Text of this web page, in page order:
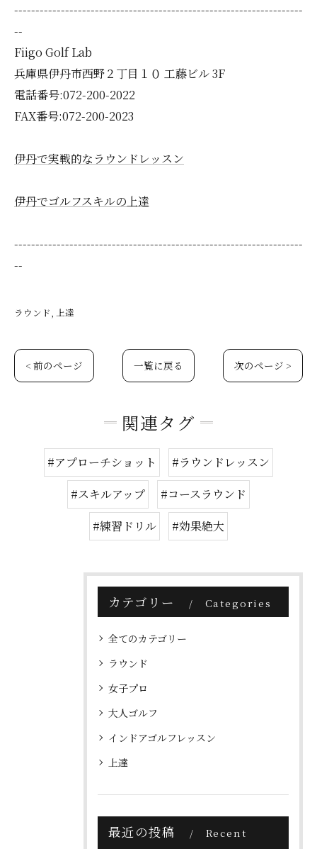
--------------------------------------------------------------------
--
Fiigo Golf Lab
兵庫県伊丹市西野２丁目１０ 工藤ビル 3F
電話番号:072-200-2022
FAX番号:072-200-2023
伊丹で実戦的なラウンドレッスン
伊丹でゴルフスキルの上達
--------------------------------------------------------------------
--
ラウンド 上達
< 前のページ 一覧に戻る 次のページ >
関連タグ
#アプローチショット
#ラウンドレッスン
#スキルアップ
#コースラウンド
#練習ドリル
#効果絶大
カテゴリー Categories
全てのカテゴリー
ラウンド
女子プロ
大人ゴルフ
インドアゴルフレッスン
上達
最近の投稿
Recent